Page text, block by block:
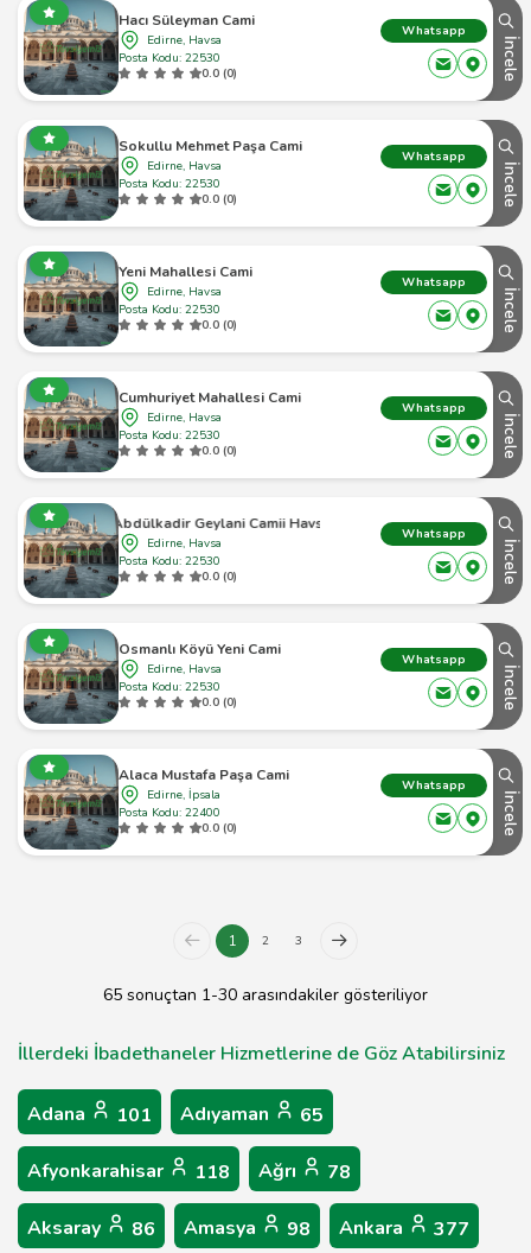
Hacı Süleyman Cami
Edirne, Havsa
Posta Kodu: 22530
0.0 (0)
Whatsapp
İncele
Sokullu Mehmet Paşa Cami
Edirne, Havsa
Posta Kodu: 22530
0.0 (0)
Whatsapp
İncele
Yeni Mahallesi Cami
Edirne, Havsa
Posta Kodu: 22530
0.0 (0)
Whatsapp
İncele
Cumhuriyet Mahallesi Cami
Edirne, Havsa
Posta Kodu: 22530
0.0 (0)
Whatsapp
İncele
Abdülkadir Geylani Camii Havsa
Edirne, Havsa
Posta Kodu: 22530
0.0 (0)
Whatsapp
İncele
Osmanlı Köyü Yeni Cami
Edirne, Havsa
Posta Kodu: 22530
0.0 (0)
Whatsapp
İncele
Alaca Mustafa Paşa Cami
Edirne, İpsala
Posta Kodu: 22400
0.0 (0)
Whatsapp
İncele
1 2 3
65 sonuçtan 1-30 arasındakiler gösteriliyor
İllerdeki İbadethaneler Hizmetlerine de Göz Atabilirsiniz
Adana 101 Adıyaman 65
Afyonkarahisar 118 Ağrı 78
Aksaray 86 Amasya 98 Ankara 377